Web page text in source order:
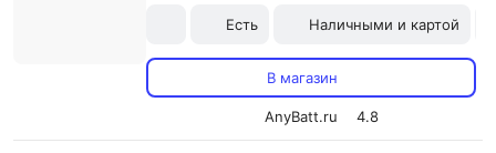
Есть
Наличными и картой
В магазин
AnyBatt.ru 4.8